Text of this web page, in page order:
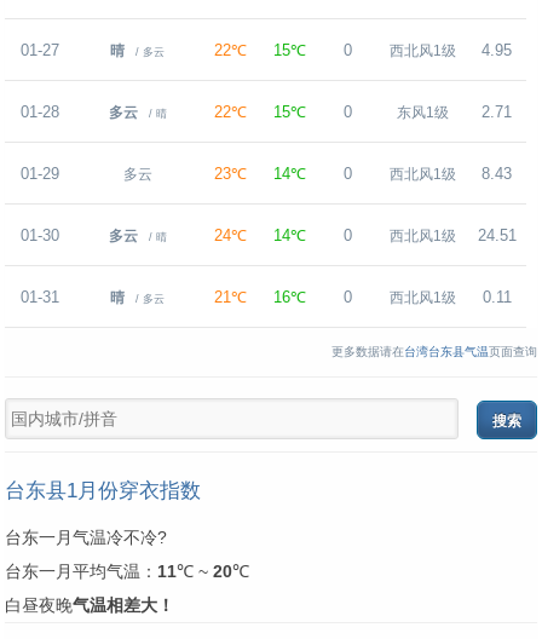
01-27 晴 / 多云 22℃ 15℃ 0 西北风1级 4.95
01-28 多云 / 晴 22℃ 15℃ 0 东风1级 2.71
01-29 多云 23℃ 14℃ 0 西北风1级 8.43
01-30 多云 / 晴 24℃ 14℃ 0 西北风1级 24.51
01-31 晴 / 多云 21℃ 16℃ 0 西北风1级 0.11
更多数据请在台湾台东县气温页面查询
台东县1月份穿衣指数
台东一月气温冷不冷?
台东一月平均气温： 11℃ ~ 20℃
白昼夜晚气温相差大！